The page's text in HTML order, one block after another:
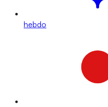
hebdo